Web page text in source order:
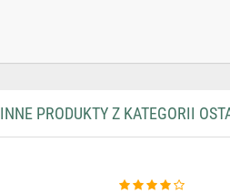
INNE PRODUKTY Z KATEGORII